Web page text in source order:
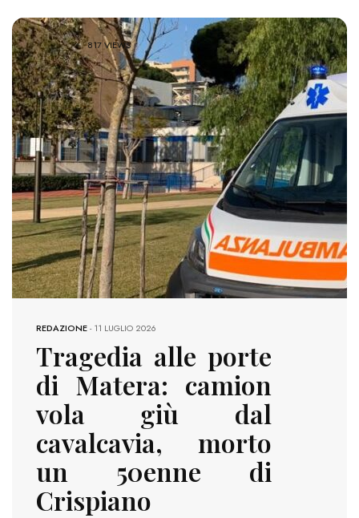
817 VIEWS
REDAZIONE-11 LUGLIO 2026
Tragedia alle porte
di Matera: camion
vola giù dal
cavalcavia, morto
un 50enne di
Crispiano